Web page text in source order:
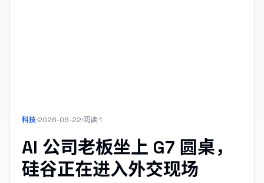
科技·2026-06-22·阅读1
AI 公司老板坐上 G7 圆桌，
硅谷正在进入外交现场